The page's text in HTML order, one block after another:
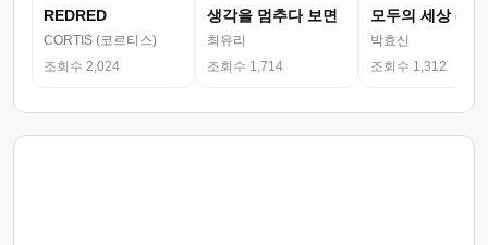
REDRED
CORTIS (코르티스)
조회수 2,024
생각을 멈추다 보면
최유리
조회수 1,714
모두의 세상 (뮤
박효신
조회수 1,312